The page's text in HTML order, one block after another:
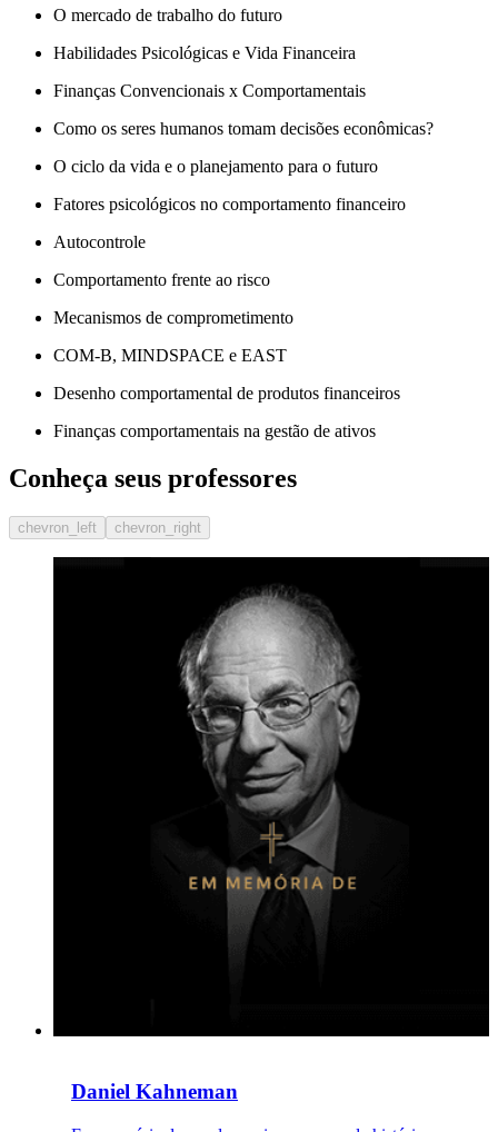
O mercado de trabalho do futuro
Habilidades Psicológicas e Vida Financeira
Finanças Convencionais x Comportamentais
Como os seres humanos tomam decisões econômicas?
O ciclo da vida e o planejamento para o futuro
Fatores psicológicos no comportamento financeiro
Autocontrole
Comportamento frente ao risco
Mecanismos de comprometimento
COM-B, MINDSPACE e EAST
Desenho comportamental de produtos financeiros
Finanças comportamentais na gestão de ativos
Conheça seus professores
chevron_left chevron_right
Daniel Kahneman